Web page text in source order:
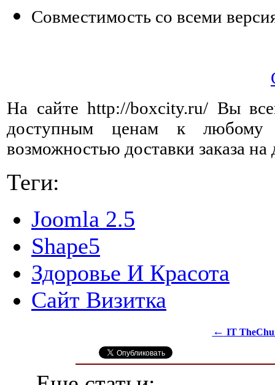
Совместимость со всеми
На сайте http://boxcity.ru/ Вы
доступным ценам к
возможностью доставки заказа
Теги:
Joomla 2.5
Shape5
Здоровье И Красота
Сайт Визитка
← IT